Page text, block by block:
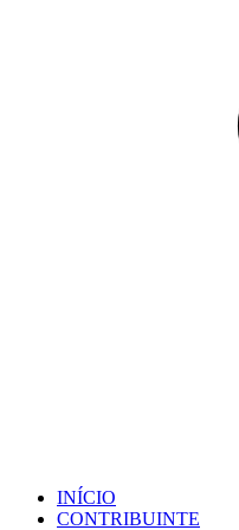
INÍCIO
CONTRIBUINTE